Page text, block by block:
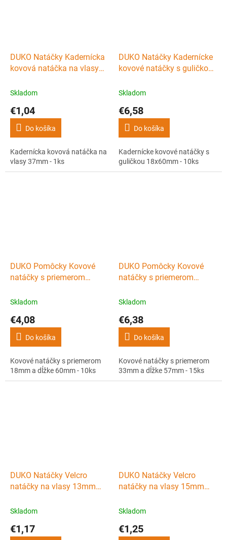
DUKO Natáčky Kadernícka
kovová natáčka na vlasy
Skladom
€1,04
Do košíka
Kadernícka kovová natáčka na
vlasy 37mm - 1ks
DUKO Natáčky Kadernícke
kovové natáčky s guličkou
Skladom
€6,58
Do košíka
Kadernícke kovové natáčky s
guličkou 18x60mm - 10ks
DUKO Pomôcky Kovové
natáčky s priemerom
10ks
Skladom
€4,08
Do košíka
Kovové natáčky s priemerom
18mm a dĺžke 60mm - 10ks
DUKO Pomôcky Kovové
natáčky s priemerom
15ks
Skladom
€6,38
Do košíka
Kovové natáčky s priemerom
33mm a dĺžke 57mm - 15ks
DUKO Natáčky Velcro
natáčky na vlasy 13mm
Skladom
€1,17
DUKO Natáčky Velcro
natáčky na vlasy 15mm
Skladom
€1,25